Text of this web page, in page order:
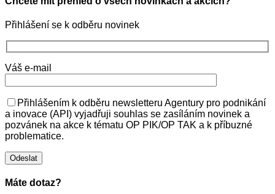
Přihlášení se k odběru novinek
Váš e-mail
Přihlášením k odběru newsletteru Agentury pro podnikání
a inovace (API) vyjadřuji souhlas se zasíláním novinek a
pozvánek na akce k tématu OP PIK/OP TAK a k příbuzné
problematice.
Máte dotaz?